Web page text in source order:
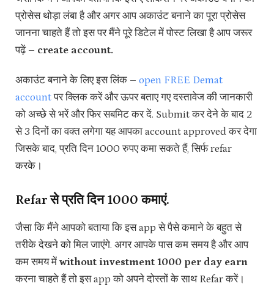
प्रोसेस थोड़ा लंबा है और अगर आप अकाउंट बनाने का पूरा प्रोसेस
जानना चाहते हैं तो इस पर मैंने पूरे डिटेल में पोस्ट लिखा है आप जरूर
पढ़ें – create account.
अकाउंट बनाने के लिए इस लिंक – open FREE Demat
accountपर क्लिक करें और ऊपर बताए गए दस्तावेज की जानकारी
को अच्छे से भरें और फिर सबमिट कर दें. Submit कर देने के बाद 2
से 3 दिनों का वक्त लगेगा यह आपका account approved कर देगा
जिसके बाद, प्रति दिन 1000 रुपए कमा सकते हैं, सिर्फ refar
करके।
Refar से प्रति दिन ₹1000 कमाएं.
जैसा कि मैंने आपको बताया कि इस app से पैसे कमाने के बहुत से
तरीके देखने को मिल जाएंगे. अगर आपके पास कम समय है और आप
कम समय में without investment 1000 per day earn
करना चाहते हैं तो इस app को अपने दोस्तों के साथ Refar करें।